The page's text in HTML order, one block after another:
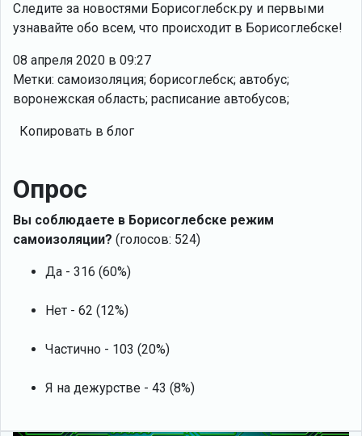
Следите за новостями Борисоглебск.ру и первыми
узнавайте обо всем, что происходит в Борисоглебске!
08 апреля 2020 в 09:27
Метки: самоизоляция; борисоглебск; автобус;
воронежская область; расписание автобусов;
Копировать в блог
Опрос
Вы соблюдаете в Борисоглебске режим
самоизоляции? (голосов: 524)
Да - 316 (60%)
Нет - 62 (12%)
Частично - 103 (20%)
Я на дежурстве - 43 (8%)